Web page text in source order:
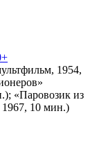
1954,
«Паровозик из
10 мин.)